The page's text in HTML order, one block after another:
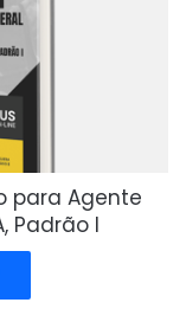
para Agente
Padrão I